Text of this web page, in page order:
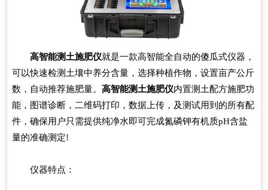
高智能测土施肥仪就是一款高智能全自动的傻瓜式仪器，
可以快速检测土壤中养分含量，选择种植作物，设置亩产公斤
数，自动推荐施肥量。 高智能测土施肥仪内置测土配方施肥功
能，图谱诊断，二维码打印，数据上传，及测试用到的所有配
件，确保用户只需提供纯净水即可完成氮磷钾有机质pH含盐
量的准确测定!
仪器特点：